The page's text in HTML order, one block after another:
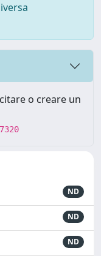
o creare un
ND
ND
ND